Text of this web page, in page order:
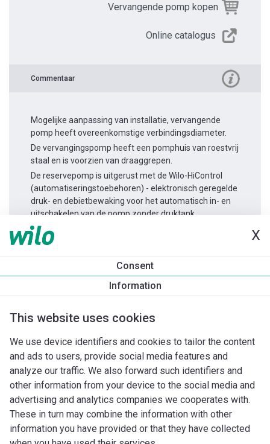
X
Consent
Information
This website uses cookies
We use device identifiers and cookies to tailor the content
and ads to users, provide social media features and
analyze our traffic. We also forward such identifiers and
other information from your device to the social media and
advertising and analytics companies we cooperates with.
These in turn may combine the information with other
information you have provided or that they have collected
Vervangende pomp kopen
Online catalogus
Commentaar
Mogelijke aanpassing van installatie, vervangende
pomp heeft overeenkomstige verbindingsdiameter.
De vervangingspomp heeft een pomphuis van roestvrij
staal en is voorzien van draaggrepen.
De reservepomp is uitgerust met de Wilo-HiControl
(automatiseringstoebehoren) - elektronisch geregelde
druk- en debietbewaking voor het automatisch in- en
uitschakelen van de pomp zonder druktank.
Productinformatie